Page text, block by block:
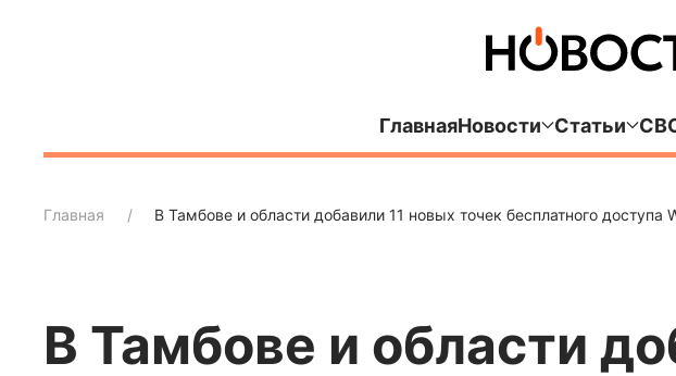
ГлавнаяНовости Статьи
Главная В Тамбове и области добавили 11 новых точек бесплатного доступа
В Тамбове и области